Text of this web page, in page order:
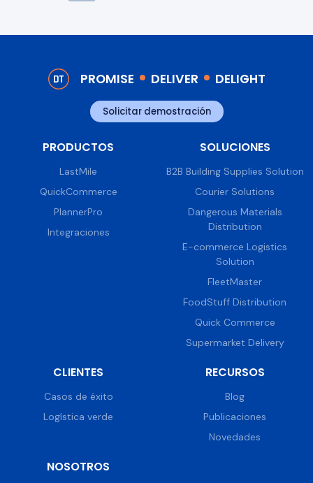
PROMISE DELIVER DELIGHT
Solicitar demostración
PRODUCTOS
LastMile
QuickCommerce
PlannerPro
Integraciones
SOLUCIONES
B2B Building Supplies Solution
Courier Solutions
Dangerous Materials
Distribution
E-commerce Logistics
Solution
FleetMaster
FoodStuff Distribution
Quick Commerce
Supermarket Delivery
CLIENTES
Casos de éxito
Logística verde
RECURSOS
Blog
Publicaciones
Novedades
NOSOTROS